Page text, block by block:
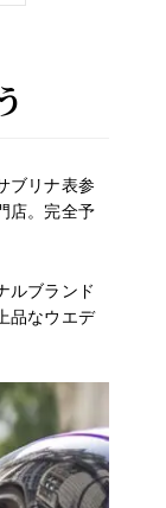
ブリナ表参
店。完全予
ルブランド
品なウエデ